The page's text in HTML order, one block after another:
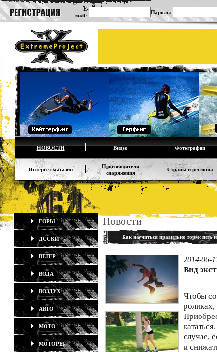
E-
mail:
Пароль:
НОВОСТИ Видео Фотографии
Интернет магазин
Производители
снаряжения
Страны и регионы
ГОРЫ
ДОСКИ
ВЕТЕР
ВОДА
ВОЗДУХ
АВТО
МОТО
МОТОРЫ
Новости
Как научиться правильно тормозить
2014-06-
Вид
Чтобы
роликах,
случае,
и